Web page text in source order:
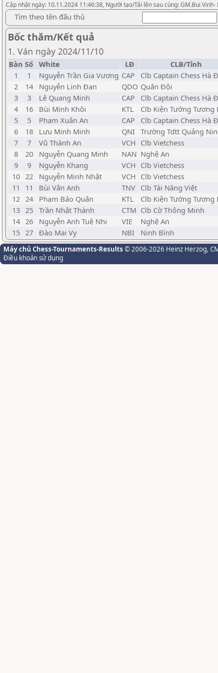
Cập nhật ngày: 10.11.2024 11:46:38, Người tạo/Tải lên sau cùng: GM.Bui
Tìm theo tên đấu thủ
Bốc thăm/Kết quả
1. Ván ngày 2024/11/10
Bàn Số White LĐ
CLB/Tỉnh
1
1 Nguyễn Trần Gia Vương CAP
Clb Captain Chess Hà
2
14 Nguyễn Linh Đan QDO Quân Đội
3
3 Lê Quang Minh CAP
Clb Captain Chess Hà
4
16 Bùi Minh Khôi KTL
Clb Kiện Tướng Tương
5
5 Phạm Xuân An CAP
Clb Captain Chess Hà
6
18 Lưu Minh Minh QNI Trường Tdtt Quảng
7
7 Vũ Thành An VCH Clb Vietchess
8
20 Nguyễn Quang Minh NAN Nghệ An
9
9 Nguyễn Khang VCH Clb Vietchess
10 22 Nguyễn Minh Nhật VCH Clb Vietchess
11
11 Bùi Vân Anh TNV Clb Tài Năng Việt
12 24 Phạm Bảo Quân KTL
Clb Kiện Tướng Tương
13 25 Trần Nhật Thành CTM Clb Cờ Thông Minh
14 26 Nguyễn Anh Tuệ Nhi VIE
Nghệ An
15 27 Đào Mai Vy NBI Ninh Bình
Máy chủ Chess-Tournaments-Results © 2006-2026 Heinz Herzog,
Điều khoản sử dụng